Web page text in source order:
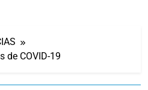
de COVID-19